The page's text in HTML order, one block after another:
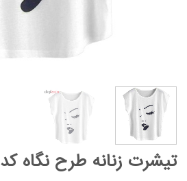
تیشرت زنانه طرح نگاه کد 105